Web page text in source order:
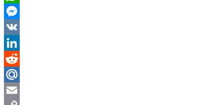
WhatsApp
Messenger
VK
LinkedIn
Reddit
Mail.Ru